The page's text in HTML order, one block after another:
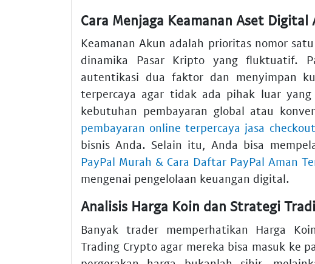
Cara Menjaga Keamanan Aset Digital
Keamanan Akun adalah prioritas nomor
dinamika Pasar Kripto yang fluktuatif.
autentikasi dua faktor dan menyimpan
terpercaya agar tidak ada pihak luar
kebutuhan pembayaran global atau
pembayaran online terpercaya jasa checkout
bisnis Anda. Selain itu, Anda bisa
PayPal Murah & Cara Daftar PayPal Aman
mengenai pengelolaan keuangan digital.
Analisis Harga Koin dan Strategi
Banyak trader memperhatikan Harga
Trading Crypto agar mereka bisa masuk ke